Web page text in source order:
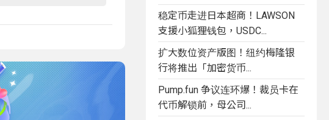
稳定币走进日本超商！LAWSON
支援小狐狸钱包，USDC...
扩大数位资产版图！纽约梅隆银
行将推出「加密货币...
Pump.fun 争议连环爆！裁员卡在
代币解锁前，母公司...